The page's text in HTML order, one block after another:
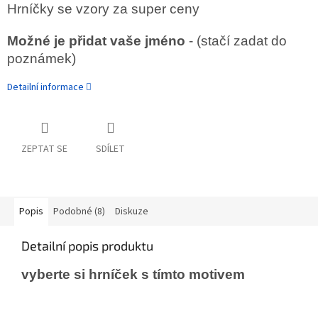
Hrníčky se vzory za super ceny
Možné je přidat vaše jméno - (stačí zadat do
poznámek)
Detailní informace
ZEPTAT SE SDÍLET
Popis Podobné (8) Diskuze
Detailní popis produktu
vyberte si hrníček s tímto motivem